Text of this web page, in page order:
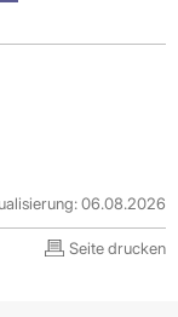
06.08.2026
Seite drucken